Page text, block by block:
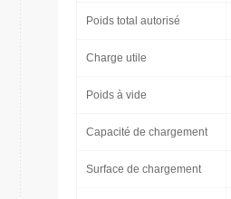
Poids total autorisé
Charge utile
Poids à vide
Capacité de chargement
Surface de chargement